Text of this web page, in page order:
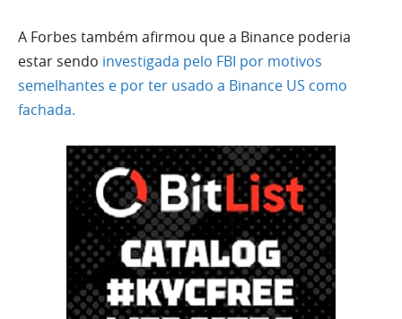
A Forbes também afirmou que a Binance poderia
estar sendo investigada pelo FBI por motivos
semelhantes e por ter usado a Binance US como
fachada.